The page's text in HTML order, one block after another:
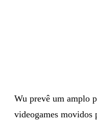
Wu prevê um amplo
videogames movidos